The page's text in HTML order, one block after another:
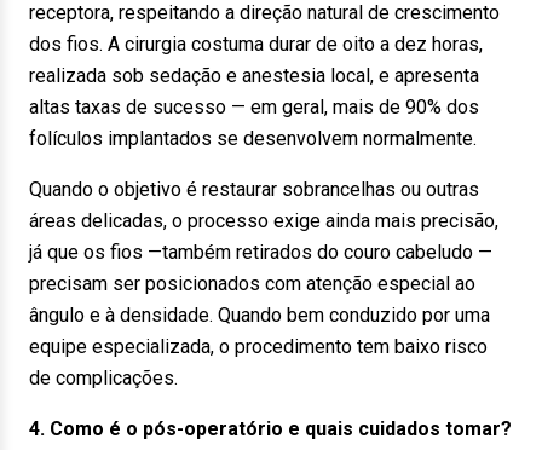
receptora, respeitando a direção natural de crescimento
dos fios. A cirurgia costuma durar de oito a dez horas,
realizada sob sedação e anestesia local, e apresenta
altas taxas de sucesso — em geral, mais de 90% dos
folículos implantados se desenvolvem normalmente.
Quando o objetivo é restaurar sobrancelhas ou outras
áreas delicadas, o processo exige ainda mais precisão,
já que os fios —também retirados do couro cabeludo —
precisam ser posicionados com atenção especial ao
ângulo e à densidade. Quando bem conduzido por uma
equipe especializada, o procedimento tem baixo risco
de complicações.
4. Como é o pós-operatório e quais cuidados tomar?